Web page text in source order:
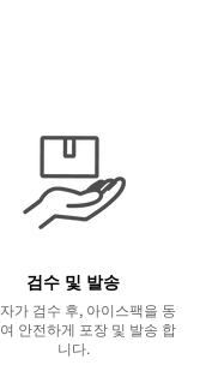
슬라이드
검수 및 발송
가 검수 후, 아이스팩을 동
안전하게 포장 및 발송 합
니다.